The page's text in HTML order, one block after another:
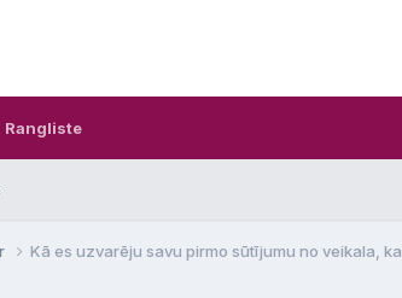
Rangliste
Kā es uzvarēju savu pirmo sūtījumu no veikala,